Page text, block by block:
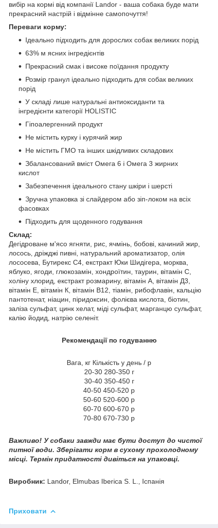
вибір на кормі від компанії Landor - ваша собака буде мати
прекрасний настрій і відмінне самопочуття!
Переваги корму:
Ідеально підходить для дорослих собак великих порід
63% м ясних інгредієнтів
Прекрасний смак і високе поїдання продукту
Розмір гранул ідеально підходить для собак великих
порід
У складі лише натуральні антиоксиданти та
інгредієнти категорії HOLISTIC
Гіпоалергенний продукт
Не містить курку і курячий жир
Не містить ГМО та інших шкідливих складових
Збалансований вміст Омега 6 і Омега 3 жирних
кислот
Забезпечення ідеального стану шкіри і шерсті
Зручна упаковка зі слайдером або зіп-локом на всіх
фасовках
Підходить для щоденного годування
Склад:
Дегідроване м'ясо ягняти, рис, ячмінь, бобові, качиний жир,
лосось, дріжджі пивні, натуральний ароматизатор, олія
лососева, Бутирекс С4, екстракт Юки Шидігера, морква,
яблуко, ягоди, глюкозамін, хондроїтин, таурин, вітамін С,
холіну хлорид, екстракт розмарину, вітамін А, вітамін Д3,
вітамін Е, вітамін К, вітамін В12, тіамін, рибофлавін, кальцію
пантотенат, ніацин, піридоксин, фолієва кислота, біотин,
заліза сульфат, цинк хелат, міді сульфат, марганцю сульфат,
калію йодид, натрію селеніт.
Рекомендації по годуванню
Вага, кг Кількість у день / р
20-30 280-350 г
30-40 350-450 г
40-50 450-520 р
50-60 520-600 р
60-70 600-670 р
70-80 670-730 р
Важливо! У собаки завжди має бути доступ до чистої
питної води. Зберігати корм в сухому прохолодному
місці. Термін придатності дивіться на упаковці.
Виробник: Landor, Elmubas Iberica S. L., Іспанія
Приховати